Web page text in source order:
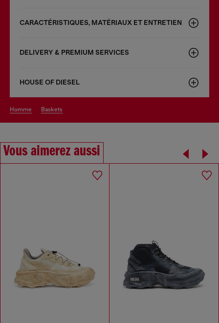
CARACTÉRISTIQUES, MATÉRIAUX ET ENTRETIEN
DELIVERY & PREMIUM SERVICES
HOUSE OF DIESEL
homme baskets
Vous aimerez aussi